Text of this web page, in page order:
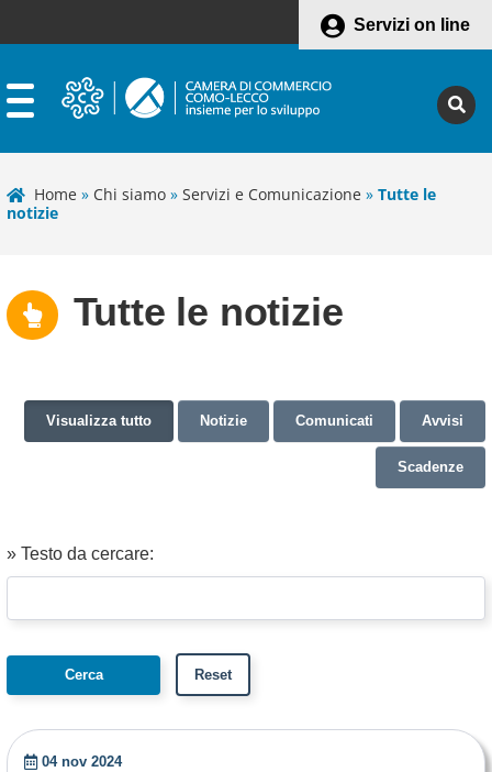
Servizi on line
Home » Chi siamo » Servizi e Comunicazione » Tutte le
notizie
Tutte le notizie
Visualizza tutto Notizie Comunicati Avvisi
Scadenze
» Testo da cercare:
04 nov 2024